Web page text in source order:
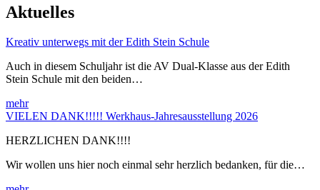
Aktuelles
Kreativ unterwegs mit der Edith Stein Schule
Auch in diesem Schuljahr ist die AV Dual-Klasse aus der Edith
Stein Schule mit den beiden…
mehr
VIELEN DANK!!!!! Werkhaus-Jahresausstellung 2026
HERZLICHEN DANK!!!!
Wir wollen uns hier noch einmal sehr herzlich bedanken, für die…